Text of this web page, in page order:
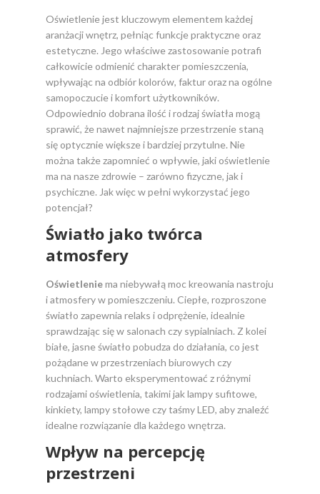
Oświetlenie jest kluczowym elementem każdej
aranżacji wnętrz, pełniąc funkcje praktyczne oraz
estetyczne. Jego właściwe zastosowanie potrafi
całkowicie odmienić charakter pomieszczenia,
wpływając na odbiór kolorów, faktur oraz na ogólne
samopoczucie i komfort użytkowników.
Odpowiednio dobrana ilość i rodzaj światła mogą
sprawić, że nawet najmniejsze przestrzenie staną
się optycznie większe i bardziej przytulne. Nie
można także zapomnieć o wpływie, jaki oświetlenie
ma na nasze zdrowie – zarówno fizyczne, jak i
psychiczne. Jak więc w pełni wykorzystać jego
potencjał?
Światło jako twórca
atmosfery
Oświetleniema niebywałą moc kreowania nastroju
i atmosfery w pomieszczeniu. Ciepłe, rozproszone
światło zapewnia relaks i odprężenie, idealnie
sprawdzając się w salonach czy sypialniach. Z kolei
białe, jasne światło pobudza do działania, co jest
pożądane w przestrzeniach biurowych czy
kuchniach. Warto eksperymentować z różnymi
rodzajami oświetlenia, takimi jak lampy sufitowe,
kinkiety, lampy stołowe czy taśmy LED, aby znaleźć
idealne rozwiązanie dla każdego wnętrza.
Wpływ na percepcję
przestrzeni